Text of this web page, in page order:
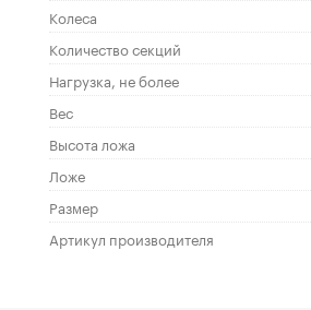
Колеса
Количество секций
Нагрузка, не более
Вес
Высота ложа
Ложе
Размер
Артикул производителя